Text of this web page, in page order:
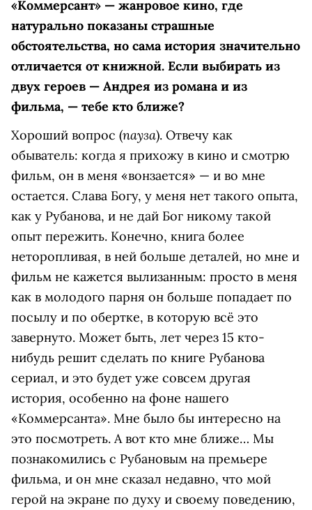
«Коммерсант» — жанровое кино, где
натурально показаны страшные
обстоятельства, но сама история значительно
отличается от книжной. Если выбирать из
двух героев — Андрея из романа и из
фильма, — тебе кто ближе?
Хороший вопрос (пауза). Отвечу как
обыватель: когда я прихожу в кино и смотрю
фильм, он в меня «вонзается» — и во мне
остается. Слава Богу, у меня нет такого опыта,
как у Рубанова, и не дай Бог никому такой
опыт пережить. Конечно, книга более
неторопливая, в ней больше деталей, но мне и
фильм не кажется вылизанным: просто в меня
как в молодого парня он больше попадает по
посылу и по обертке, в которую всё это
завернуто. Может быть, лет через 15 кто-
нибудь решит сделать по книге Рубанова
сериал, и это будет уже совсем другая
история, особенно на фоне нашего
«Коммерсанта». Мне было бы интересно на
это посмотреть. А вот кто мне ближе… Мы
познакомились с Рубановым на премьере
фильма, и он мне сказал недавно, что мой
герой на экране по духу и своему поведению,